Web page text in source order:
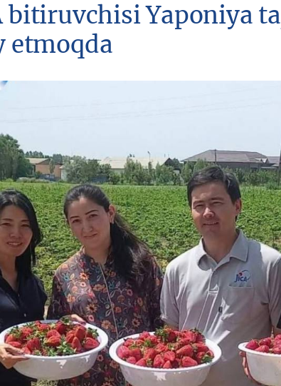
bitiruvchisi Yaponiya
etmoqda